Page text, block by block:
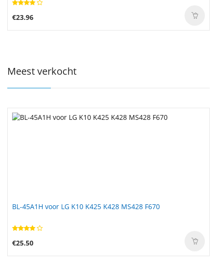
€23.96
Meest verkocht
BL-45A1H voor LG K10 K425 K428 MS428 F670
€25.50